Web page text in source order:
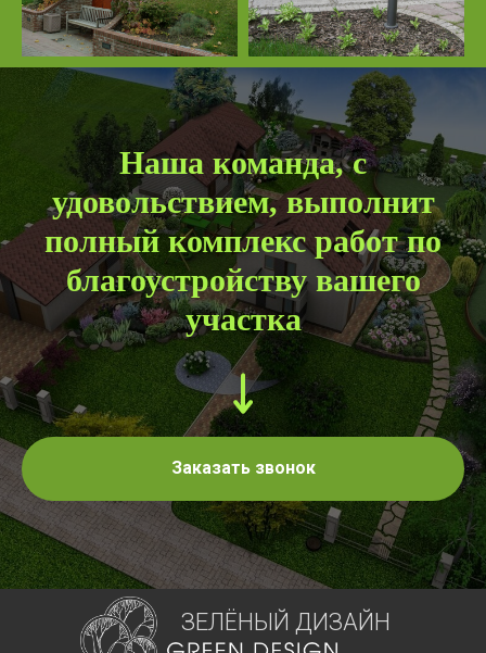
Наша команда, с
удовольствием, выполнит
полный комплекс работ по
благоустройству вашего
участка
Заказать звонок
ЗЕЛЁНЫЙ ДИЗАЙН